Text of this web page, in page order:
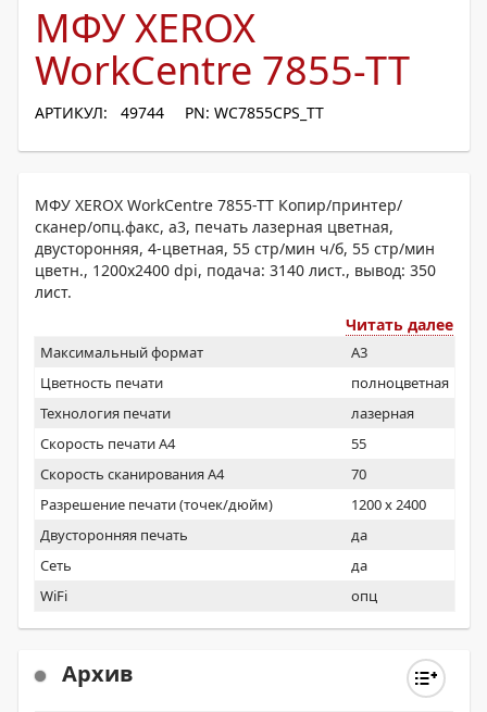
МФУ XEROX
WorkCentre 7855-TT
АРТИКУЛ: 49744 PN: WC7855CPS_TT
МФУ XEROX WorkCentre 7855-TT Копир/принтер/
сканер/опц.факс, a3, печать лазерная цветная,
двусторонняя, 4-цветная, 55 стр/мин ч/б, 55 стр/мин
цветн., 1200x2400 dpi, подача: 3140 лист., вывод: 350
лист.
Читать далее
Максимальный формат
A3
Цветность печати
полноцветная
Технология печати
лазерная
Скорость печати А4
55
Скорость сканирования А4
70
Разрешение печати (точек/дюйм)
1200 x 2400
Двусторонняя печать
да
Сеть
да
WiFi
опц
Архив